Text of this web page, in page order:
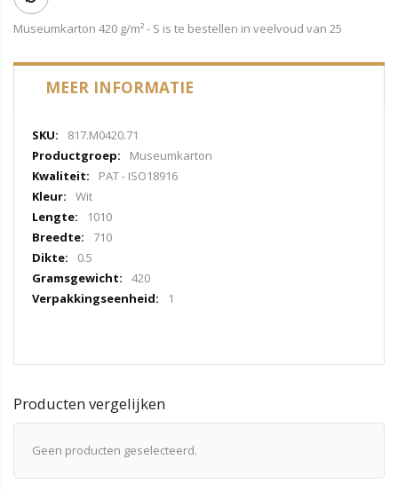
Museumkarton 420 g/m² - S is te bestellen in veelvoud van 25
MEER INFORMATIE
Meer
informatie
817.M0420.71
Museumkarton
PAT - ISO18916
Wit
1010
710
0.5
420
1
Producten vergelijken
Geen producten geselecteerd.